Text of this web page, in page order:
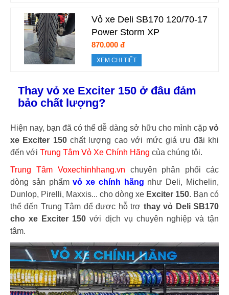
Vỏ xe Deli SB170 120/70-17
Power Storm XP
870.000 đ
XEM CHI TIẾT
Thay vỏ xe Exciter 150 ở đâu đảm
bảo chất lượng?
Hiện nay, bạn đã có thể dễ dàng sở hữu cho mình cặp vỏ
xe Exciter 150chất lượng cao với mức giá ưu đãi khi
đến với Trung Tâm Vỏ Xe Chính Hãng của chúng tôi.
Trung Tâm Voxechinhhang.vn chuyên phân phối các
dòng sản phẩmvỏ xe chính hãng như Deli, Michelin,
Dunlop, Pirelli, Maxxis... cho dòng xe Exciter 150. Bạn có
thể đến Trung Tâm để được hỗ trợ thay vỏ Deli SB170
cho xe Exciter 150 với dịch vụ chuyên nghiệp và tận
tâm.